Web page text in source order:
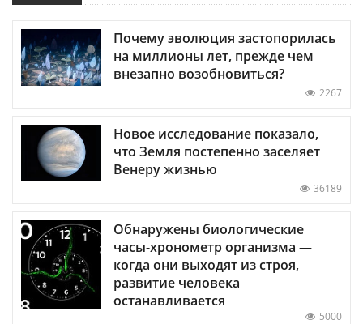
Почему эволюция застопорилась
на миллионы лет, прежде чем
внезапно возобновиться?
2267
Новое исследование показало,
что Земля постепенно заселяет
Венеру жизнью
36189
Обнаружены биологические
часы-хронометр организма —
когда они выходят из строя,
развитие человека
останавливается
5000